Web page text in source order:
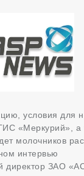
условия для
«Меркурий», а
молочников
интервью
директор ЗАО